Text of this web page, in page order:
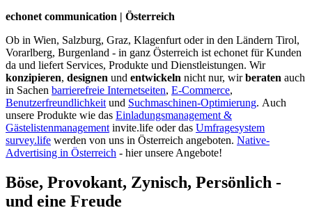
echonet communication | Österreich
Ob in Wien, Salzburg, Graz, Klagenfurt oder in den Ländern Tirol,
Vorarlberg, Burgenland - in ganz Österreich ist echonet für Kunden
da und liefert Services, Produkte und Dienstleistungen. Wir
konzipieren, designen und entwickeln nicht nur, wirberaten auch
in Sachen barrierefreie Internetseiten, E-Commerce,
Benutzerfreundlichkeit und Suchmaschinen-Optimierung. Auch
unsere Produkte wie das Einladungsmanagement &
Gästelistenmanagement invite.life oder das Umfragesystem
survey.life werden von uns in Österreich angeboten. Native-
Advertising in Österreich - hier unsere Angebote!
Böse, Provokant, Zynisch, Persönlich -
und eine Freude